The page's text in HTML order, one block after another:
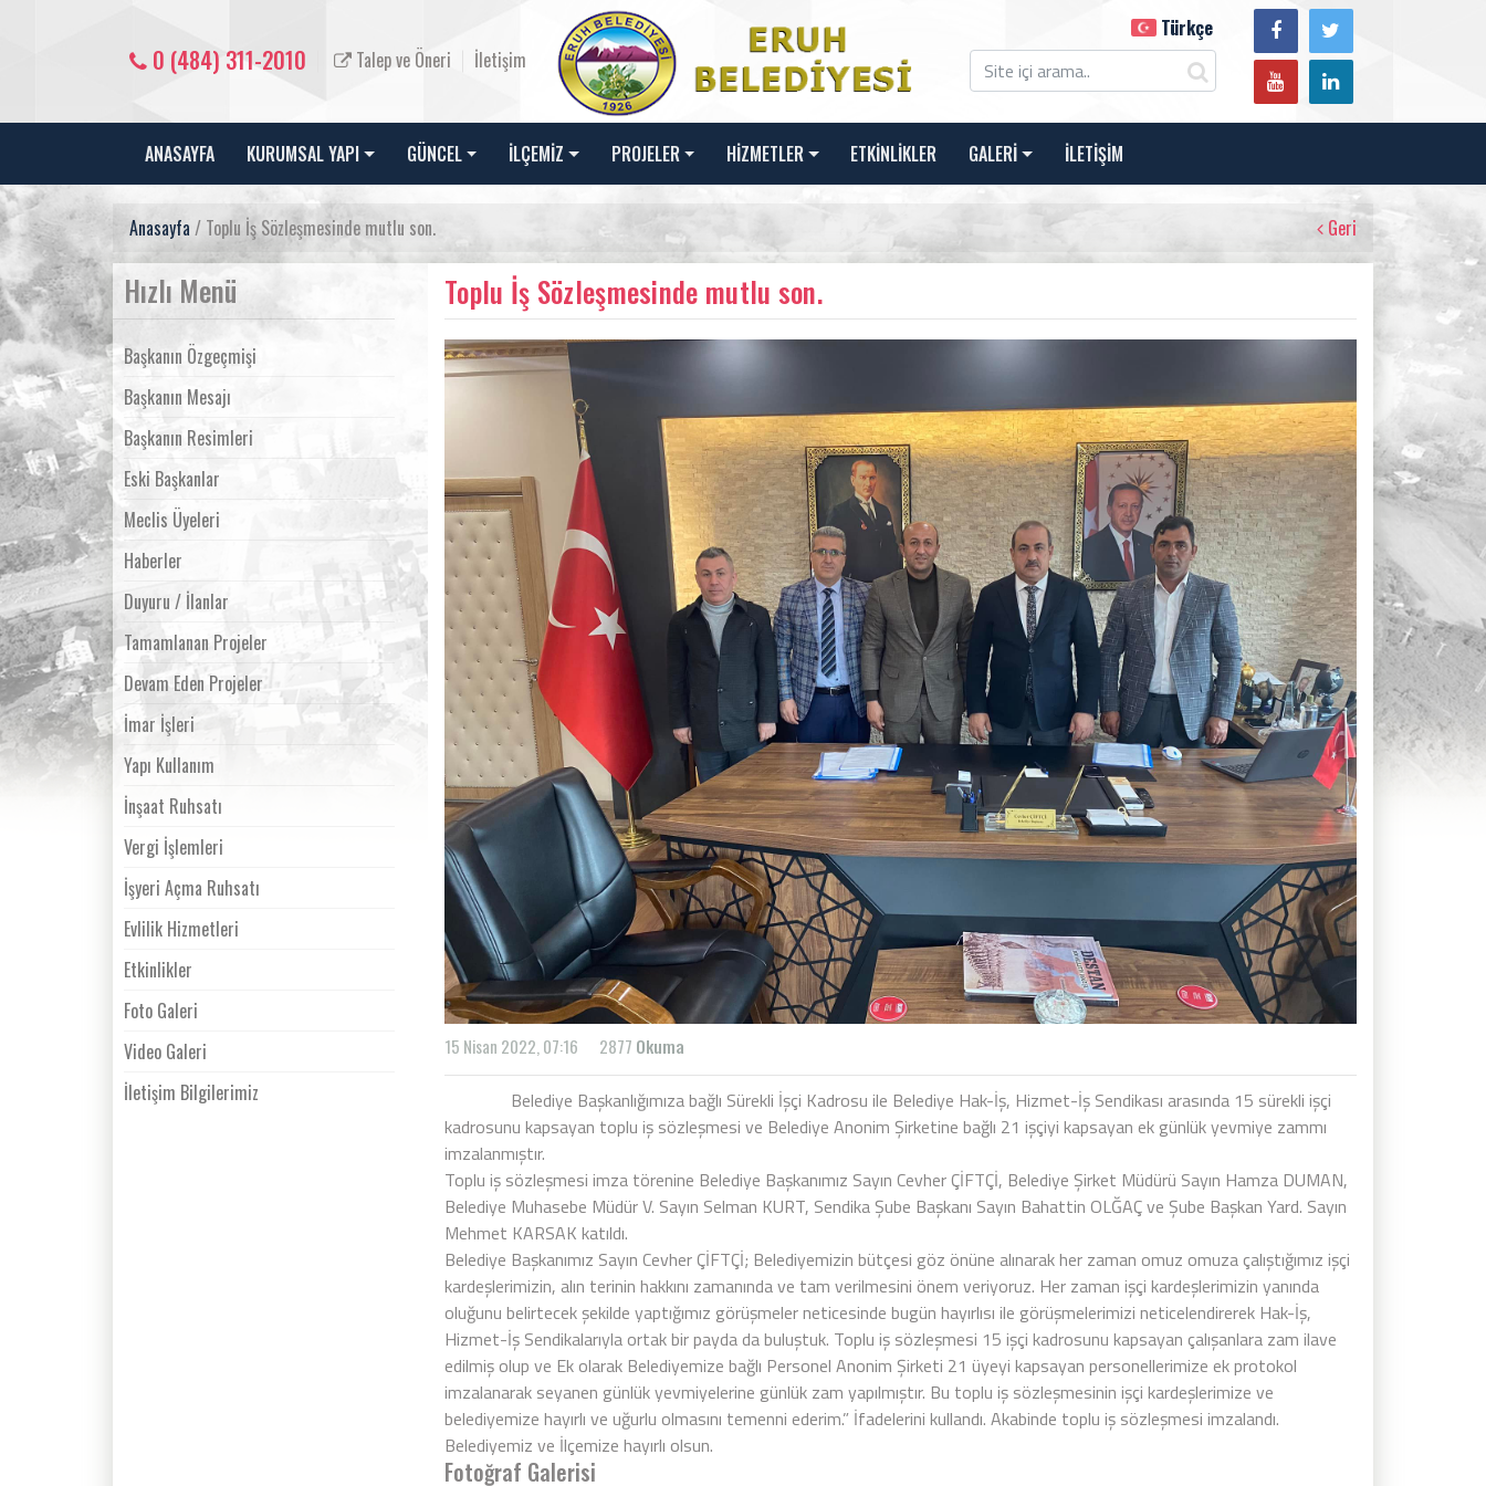
0 (484) 311-2010 Talep ve Öneri İletişim
Türkçe
ANASAYFA KURUMSAL YAPI GÜNCEL İLÇEMİZ PROJELER HİZMETLER ETKİNLİKLER GALERİ İLETİŞİM
Anasayfa / Toplu İş Sözleşmesinde mutlu son. Geri
Hızlı Menü
Başkanın Özgeçmişi
Başkanın Mesajı
Başkanın Resimleri
Eski Başkanlar
Meclis Üyeleri
Haberler
Duyuru / İlanlar
Tamamlanan Projeler
Devam Eden Projeler
İmar İşleri
Yapı Kullanım
İnşaat Ruhsatı
Vergi İşlemleri
İşyeri Açma Ruhsatı
Evlilik Hizmetleri
Etkinlikler
Foto Galeri
Video Galeri
İletişim Bilgilerimiz
Toplu İş Sözleşmesinde mutlu son.
15 Nisan 2022, 07:16 2877 Okuma
Belediye Başkanlığımıza bağlı Sürekli İşçi Kadrosu ile Belediye Hak-İş, Hizmet-İş Sendikası arasında 15 sürekli işçi
kadrosunu kapsayan toplu iş sözleşmesi ve Belediye Anonim Şirketine bağlı 21 işçiyi kapsayan ek günlük yevmiye zammı
imzalanmıştır.
Toplu iş sözleşmesi imza törenine Belediye Başkanımız Sayın Cevher ÇİFTÇİ, Belediye Şirket Müdürü Sayın Hamza DUMAN,
Belediye Muhasebe Müdür V. Sayın Selman KURT, Sendika Şube Başkanı Sayın Bahattin OLĞAÇ ve Şube Başkan Yard. Sayın
Mehmet KARSAK katıldı.
Belediye Başkanımız Sayın Cevher ÇİFTÇİ; Belediyemizin bütçesi göz önüne alınarak her zaman omuz omuza çalıştığımız işçi
kardeşlerimizin, alın terinin hakkını zamanında ve tam verilmesini önem veriyoruz. Her zaman işçi kardeşlerimizin yanında
oluğunu belirtecek şekilde yaptığımız görüşmeler neticesinde bugün hayırlısı ile görüşmelerimizi neticelendirerek Hak-İş,
Hizmet-İş Sendikalarıyla ortak bir payda da buluştuk. Toplu iş sözleşmesi 15 işçi kadrosunu kapsayan çalışanlara zam ilave
edilmiş olup ve Ek olarak Belediyemize bağlı Personel Anonim Şirketi 21 üyeyi kapsayan personellerimize ek protokol
imzalanarak seyanen günlük yevmiyelerine günlük zam yapılmıştır. Bu toplu iş sözleşmesinin işçi kardeşlerimize ve
belediyemize hayırlı ve uğurlu olmasını temenni ederim.” İfadelerini kullandı. Akabinde toplu iş sözleşmesi imzalandı.
Belediyemiz ve İlçemize hayırlı olsun.
Fotoğraf Galerisi